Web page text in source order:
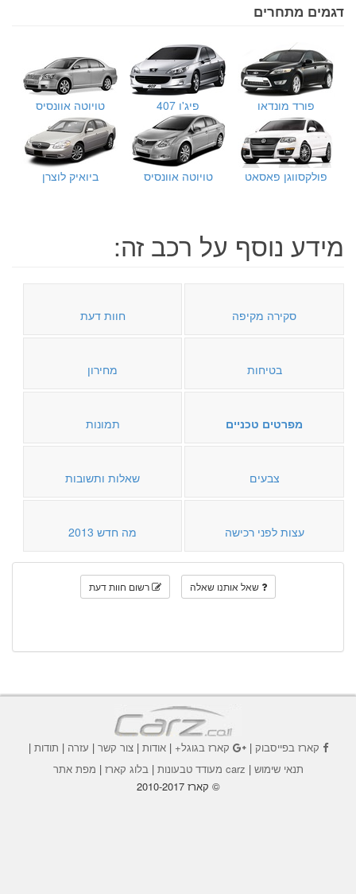
דגמים מתחרים
פורד מונדאו פיג'ו 407 טויוטה אוונסיס
פולקסווגן פאסאט טויוטה אוונסיס ביואיק לוצרן
מידע נוסף על רכב זה:
סקירה מקיפה חוות דעת
בטיחות מחירון
מפרטים טכניים תמונות
צבעים שאלות ותשובות
עצות לפני רכישה מה חדש 2013
שאל אותנו שאלה רשום חוות דעת
קארז בפייסבוק| קארז בגוגל+|אודות |צור קשר | עזרה | תודות |
תנאי שימוש | carz מעודד טבעונות | בלוג קארז | מפת אתר
© קארז 2010-2017